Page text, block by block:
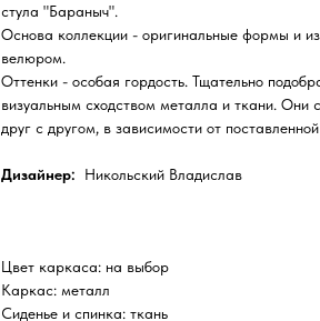
стула "Бараныч".
Основа коллекции - оригинальные формы и
велюром.
Оттенки - особая гордость. Тщательно
визуальным сходством металла и ткани. Они
друг с другом, в зависимости от
Дизайнер: Никольский Владислав
Цвет каркаса: на выбор
Каркас: металл
Сиденье и спинка: ткань